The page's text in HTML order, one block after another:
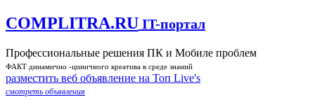
COMPLITRA.RU IT-портал
Профессиональные решения ПК и Мобиле проблем
ФАКТ динамично -циничного креатива в среде знаний
разместить веб объявление на Toп Live's
смотреть объявления